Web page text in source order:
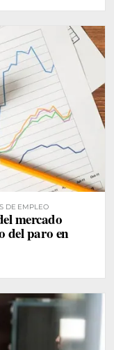
DE EMPLEO
mercado
del paro en